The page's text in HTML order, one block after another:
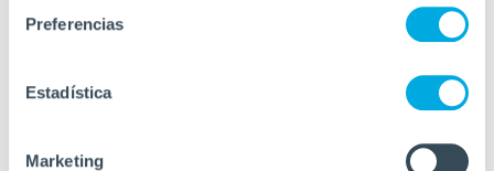
Preferencias
Estadística
Marketing